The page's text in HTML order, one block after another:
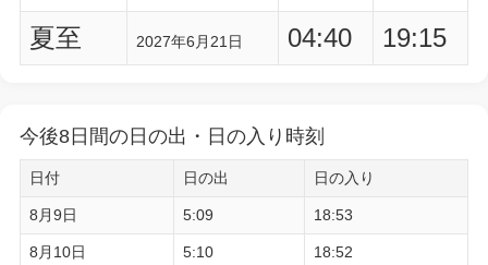
夏至
2027年6月21日 04:40 19:15
今後8日間の日の出・日の入り時刻
日付 日の出 日の入り
8月9日 5:09 18:53
8月10日 5:10 18:52